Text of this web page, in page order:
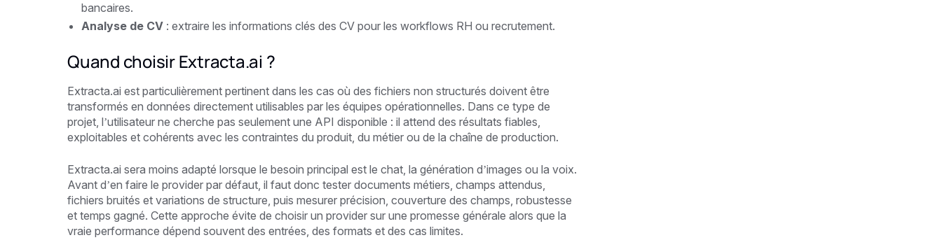
bancaires.
Analyse de CV : extraire les informations clés des CV pour les workflows RH ou recrutement.
Quand choisir Extracta.ai ?
Extracta.ai est particulièrement pertinent dans les cas où des fichiers non structurés doivent être
transformés en données directement utilisables par les équipes opérationnelles. Dans ce type de
projet, l’utilisateur ne cherche pas seulement une API disponible : il attend des résultats fiables,
exploitables et cohérents avec les contraintes du produit, du métier ou de la chaîne de production.
Extracta.ai sera moins adapté lorsque le besoin principal est le chat, la génération d’images ou la voix.
Avant d’en faire le provider par défaut, il faut donc tester documents métiers, champs attendus,
fichiers bruités et variations de structure, puis mesurer précision, couverture des champs, robustesse
et temps gagné. Cette approche évite de choisir un provider sur une promesse générale alors que la
vraie performance dépend souvent des entrées, des formats et des cas limites.